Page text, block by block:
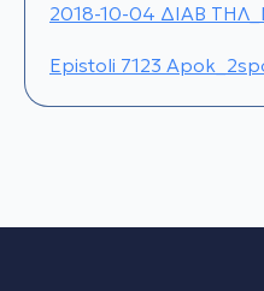
2018-10-04 ΔΙΑΒ
Epistoli 7123